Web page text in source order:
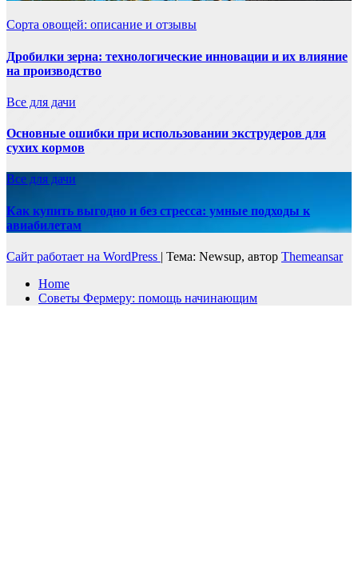
Сорта овощей: описание и отзывы
Дробилки зерна: технологические инновации и их влияние
на производство
Все для дачи
Основные ошибки при использовании экструдеров для
сухих кормов
Все для дачи
Как купить выгодно и без стресса: умные подходы к
авиабилетам
Сайт работает на WordPress | Тема: Newsup, автор Themeansar
Home
Советы Фермеру: помощь начинающим